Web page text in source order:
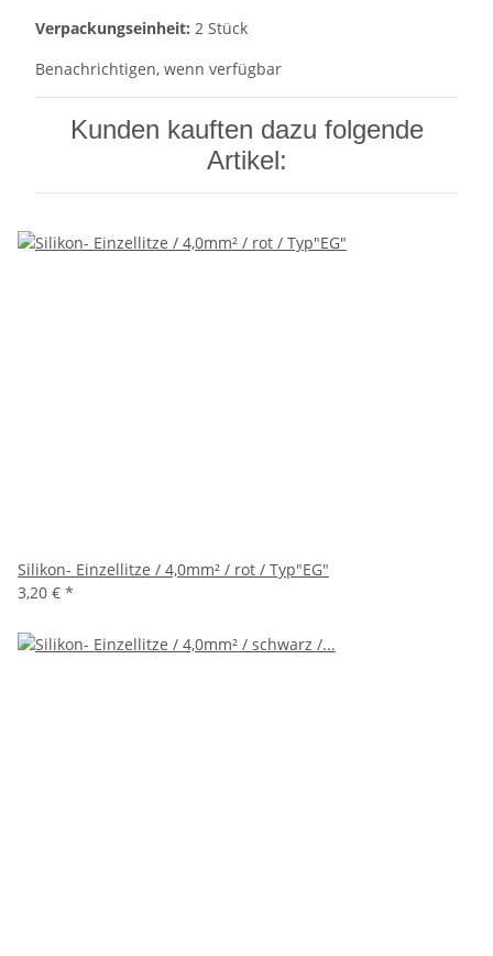
Verpackungseinheit: 2 Stück
Benachrichtigen, wenn verfügbar
Kunden kauften dazu folgende
Artikel:
Silikon- Einzellitze / 4,0mm² / rot / Typ"EG"
3,20 € *